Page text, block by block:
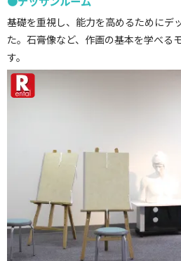
基礎を重視し、能力を高めるためにデ
た。石膏像など、作画の基本を学べる
す。